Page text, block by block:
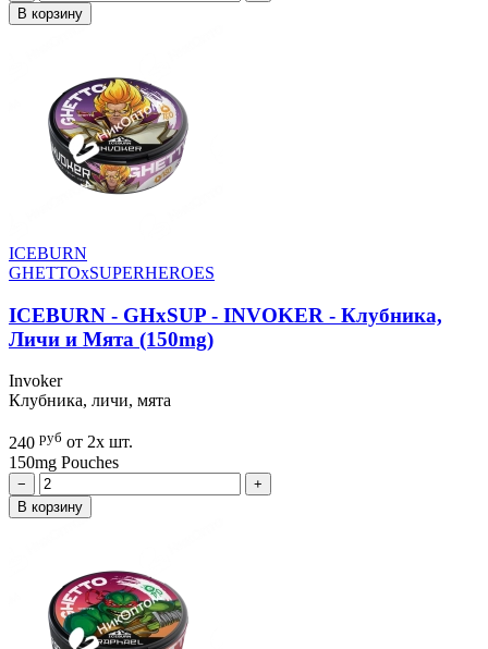
В корзину
ICEBURN
GHETTOxSUPERHEROES
ICEBURN - GHxSUP - INVOKER - Клубника,
Личи и Мята (150mg)
Invoker
Клубника, личи, мята
240 руб от 2х шт.
150mg Pouches
−
+
В корзину